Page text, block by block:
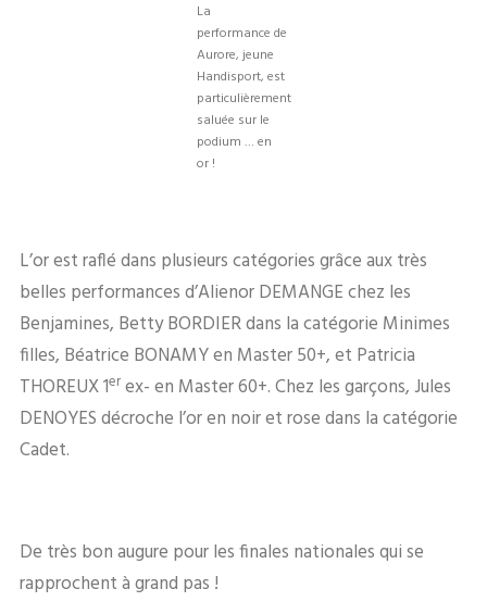
La
performance de
Aurore, jeune
Handisport, est
particulièrement
saluée sur le
podium … en
or !
L’or est raflé dans plusieurs catégories grâce aux très
belles performances d’Alienor DEMANGE chez les
Benjamines, Betty BORDIER dans la catégorie Minimes
filles, Béatrice BONAMY en Master 50+, et Patricia
THOREUX 1er ex- en Master 60+. Chez les garçons, Jules
DENOYES décroche l’or en noir et rose dans la catégorie
Cadet.
De très bon augure pour les finales nationales qui se
rapprochent à grand pas !